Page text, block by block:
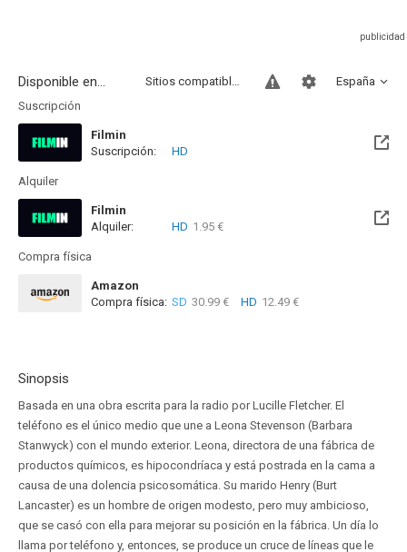
Disponible en... España
Sitios compatibles
Suscripción
Filmin
Disponible hasta el Mar, 29 Sep 2026 (Queda 1 mes)
Suscripción: HD
Alquiler
Filmin
Disponible hasta el Mar, 29 Sep 2026 (Queda 1 mes)
Alquiler: HD 1.95 €
Compra física
Amazon
Compra física: SD 30.99 € HD 12.49 €
Sinopsis
Basada en una obra escrita para la radio por Lucille Fletcher. El
teléfono es el único medio que une a Leona Stevenson (Barbara
Stanwyck) con el mundo exterior. Leona, directora de una fábrica de
productos químicos, es hipocondríaca y está postrada en la cama a
causa de una dolencia psicosomática. Su marido Henry (Burt
Lancaster) es un hombre de origen modesto, pero muy ambicioso,
que se casó con ella para mejorar su posición en la fábrica. Un día lo
llama por teléfono y, entonces, se produce un cruce de líneas que le